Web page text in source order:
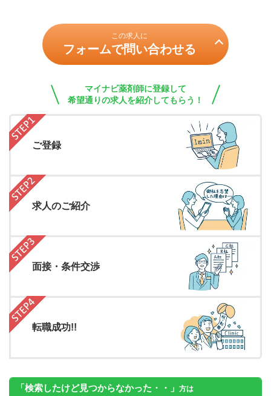
この求人に
フォームで問い合わせる
マイナビ薬剤師に登録して
希望通りの求人を紹介してもらう！
ご登録
求人のご紹介
面接・条件交渉
転職成功!!
「検索したけど見つからなかった・・」 方は